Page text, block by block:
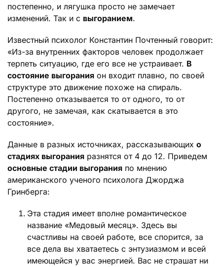
постепенно, и лягушка просто не замечает
изменений. Так и с выгоранием.
Известный психолог Константин Почтенный говорит:
«Из-за внутренних факторов человек продолжает
терпеть ситуацию, где его все не устраивает. В
состояние выгорания он входит плавно, по своей
структуре это движение похоже на спираль.
Постепенно отказывается то от одного, то от
другого, не замечая, как скатывается в это
состояние».
Данные в разных источниках, рассказывающих о
стадиях выгорания разнятся от 4 до 12. Приведем
основные стадии выгорания по мнению
американского ученого психолога Джорджа
Гринберга:
Эта стадия имеет вполне романтическое
название «Медовый месяц». Здесь вы
счастливы на своей работе, все спорится, за
все дела вы хватаетесь с энтузиазмом и всей
имеющейся у вас энергией. Вас не страшат ни